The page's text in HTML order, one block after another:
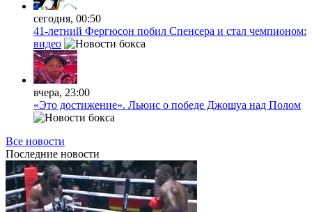
сегодня, 00:50
41-летний Фергюсон побил Спенсера и стал чемпионом:
видео
вчера, 23:00
«Это достижение». Льюис о победе Джошуа над Полом
Все новости
Последние новости